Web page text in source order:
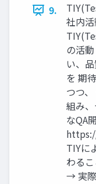
9.
社内
の活
い、
を 期
つつ
組み
なQA
TIYに
わる
→ 実